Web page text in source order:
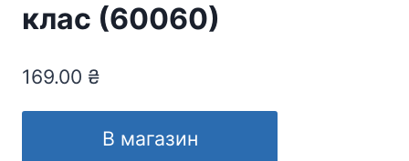
клас (60060)
169.00 ₴
В магазин